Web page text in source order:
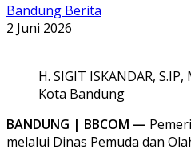
Bandung Berita
2 Juni 2026
H. SIGIT ISKANDAR,
Kota Bandung
BANDUNG | BBCOM —
melalui Dinas Pemuda dan